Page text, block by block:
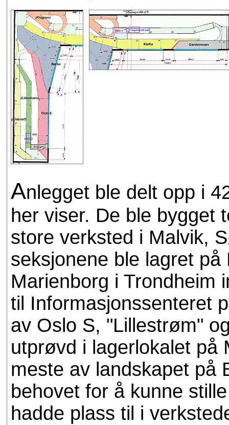
Anlegget ble delt opp i
her viser. De ble bygget
store verksted i Malvik,
seksjonene ble lagret
Marienborg i Trondheim
til Informasjonssenteret
av Oslo S, "Lillestrøm"
utprøvd i lagerlokalet på
meste av landskapet på
behovet for å kunne
hadde plass til i